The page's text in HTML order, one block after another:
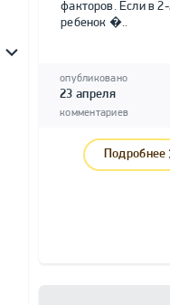
факторов. Если в
ребенок �..
опубликовано
23 апреля
комментариев
Подробнее